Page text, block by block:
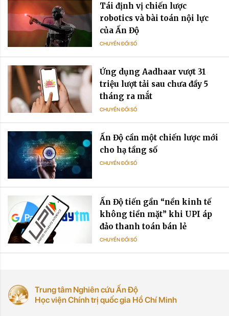
Tái định vị chiến lược
robotics và bài toán nội lực
của Ấn Độ
CHUYỂN ĐỔI SỐ
Ứng dụng Aadhaar vượt 31
triệu lượt tải sau chưa đầy 5
tháng ra mắt
CHUYỂN ĐỔI SỐ
Ấn Độ cần một chiến lược mới
cho hạ tầng số
CHUYỂN ĐỔI SỐ
Ấn Độ tiến gần “nền kinh tế
không tiền mặt” khi UPI áp
đảo thanh toán bán lẻ
CHUYỂN ĐỔI SỐ
Trung tâm Nghiên cứu Ấn Độ
Học viện Chính trị quốc gia Hồ Chí Minh